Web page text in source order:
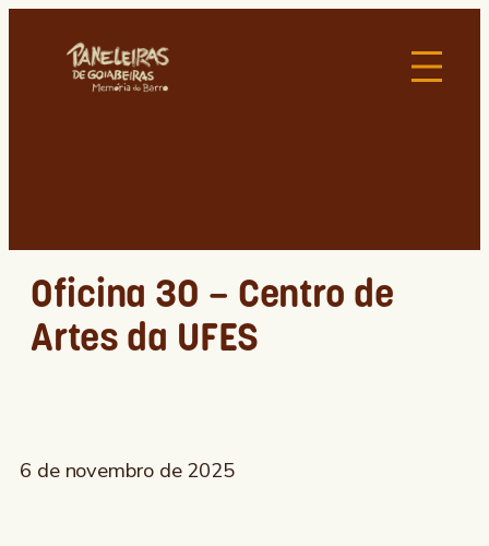
Oficina 30 – Centro de
Artes da UFES
6 de novembro de 2025